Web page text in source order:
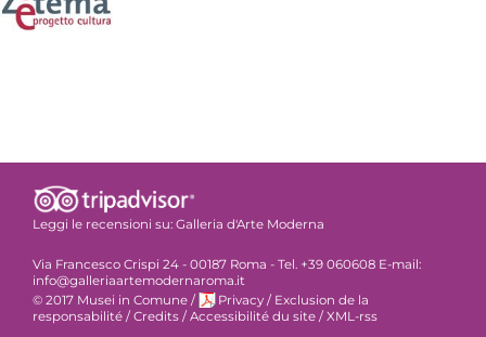
Leggi le recensioni su: Galleria d'Arte Moderna
Via Francesco Crispi 24 - 00187 Roma - Tel. +39 060608 E-mail:
info@galleriaartemodernaroma.it
© 2017 Musei in Comune / Privacy / Exclusion de la
responsabilité /Credits /Accessibilité du site /XML-rss